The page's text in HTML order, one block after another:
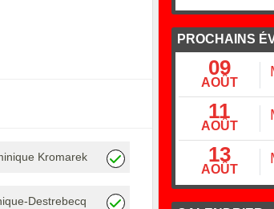
Kromarek
Destrebecq
PROCHAINS
09
AOÛT
11
AOÛT
13
AOÛT